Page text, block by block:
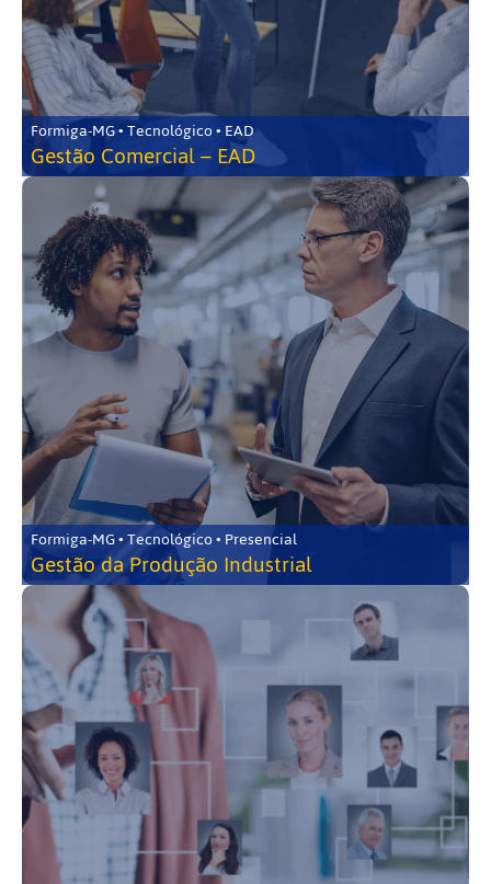
Formiga-MG • Tecnológico • EAD
Gestão Comercial – EAD
Formiga-MG • Tecnológico • Presencial
Gestão da Produção Industrial